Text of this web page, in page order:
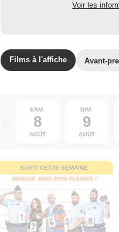
Voir les
Films à l'affiche Avant-
SAM.
8
AOÛT
DIM.
9
AOÛT
SORTI CETTE SEMAINE